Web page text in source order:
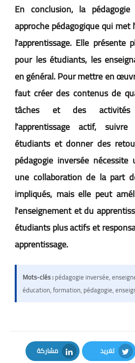
En conclusion, la
approche pédagogique qui
l'apprentissage. Elle présente
pour les étudiants, les
en général. Pour mettre en
faut créer des contenus de
tâches et des
l'apprentissage actif,
étudiants et donner des
pédagogie inversée
une collaboration de la part
impliqués, mais elle peut
l'enseignement et du
étudiants plus actifs et
apprentissage.
Mots-clés :pédagogie inversée,
éducation, formation, pédagogie,
تغريد مشاركة